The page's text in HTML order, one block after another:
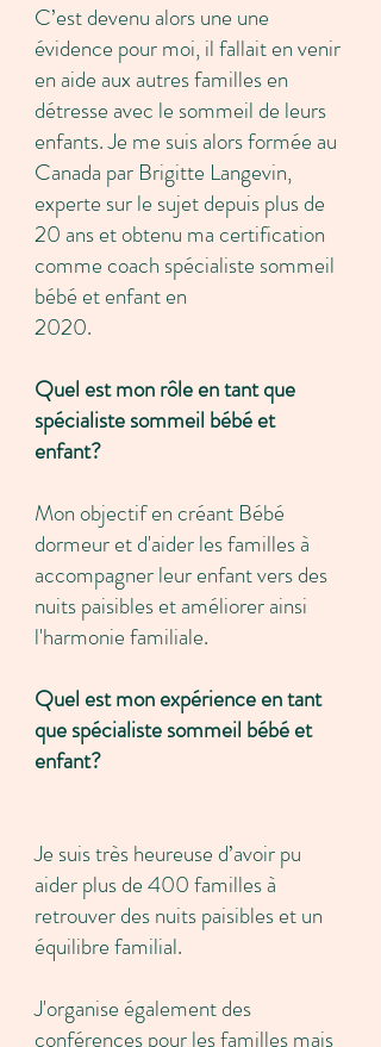
C’est devenu alors une une
évidence pour moi, il fallait en venir
en aide aux autres familles en
détresse avec le sommeil de leurs
enfants. Je me suis alors formée au
Canada par Brigitte Langevin,
experte sur le sujet depuis plus de
20 ans et obtenu ma certification
comme coach spécialiste sommeil
bébé et enfant en
2020.
Quel est mon rôle en tant que
spécialiste sommeil bébé et
enfant?
Mon objectif en créant Bébé
dormeur et d'aider les familles à
accompagner leur enfant vers des
nuits paisibles et améliorer ainsi
l'harmonie familiale.
Quel est mon expérience en tant
que spécialiste sommeil bébé et
enfant?
Je suis très heureuse d’avoir pu
aider plus de 400 familles à
retrouver des nuits paisibles et un
équilibre familial.
J'organise également des
conférences pour les familles mais